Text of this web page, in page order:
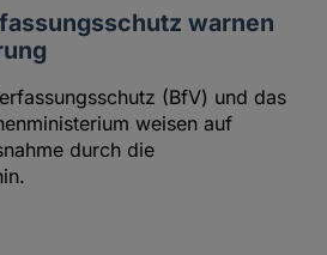
warnen
(BfV) und das
weisen auf
durch die